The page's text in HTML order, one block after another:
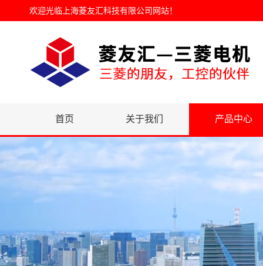
欢迎光临 上海菱友汇科技有限公司网站！
首页 关于我们 产品中心